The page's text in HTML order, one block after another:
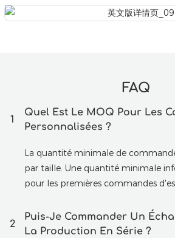
FAQ
1
Quel Est Le MOQ Pour Les
Personnalisées ?
La quantité minimale de
par taille. Une quantité minimale
pour les premières commandes
2
Puis-Je Commander Un
La Production En Série ?